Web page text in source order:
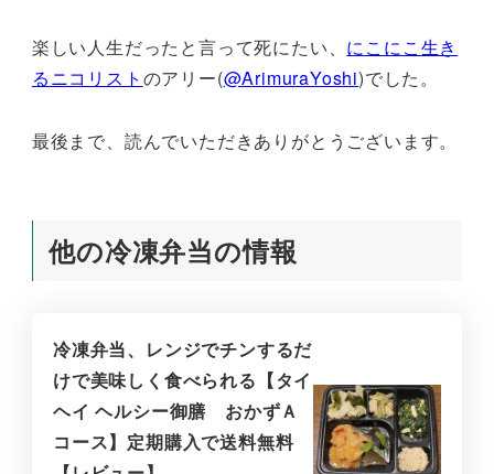
楽しい人生だったと言って死にたい、 にこにこ生き
るニコリスト のアリー(@ArimuraYoshi)でした。
最後まで、読んでいただきありがとうございます。
他の冷凍弁当の情報
冷凍弁当、レンジでチンするだ
けで美味しく食べられる【タイ
ヘイ ヘルシー御膳 おかずＡ
コース】定期購入で送料無料